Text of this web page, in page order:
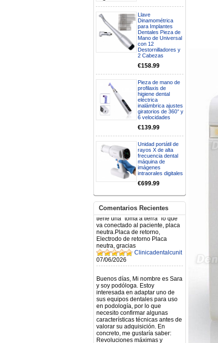
Llave
Dinamométrica
para Implantes
Dentales Pieza de
Mano de Universal
con 12
Destornilladores y
2 Cabezas
€158.99
Pieza de mano de
profilaxis de
higiene dental
eléctrica
inalámbrica ajustes
giratorios de 360° y
6 velocidades
€139.99
Unidad portátil de
rayos X de alta
frecuencia dental
máquina de
imágenes
intraorales digitales
€699.99
Comentarios Recientes
Boa noite gostaria de saber se
seria possível entrega em
Portugal e quanto tempo no
máximo demoraria pra a morada
av Francisco Sá Carneiro n40
inalámbrico IPR pieza de mano
ortodoncia y pulido 2 en 1.
Rita
29/07/2026
Mi formulario de pedido: S /
N.2026060712980804 ,
BUENOS DIAS CUANDO
RECIBIRE MI PEDIDO,
GRACIAS
clinicadentalcunit
11/06/2026
Hola buenos días respecto al
electróbisturí, quisiera saber si
tiene una "toma a tierra" lo que
va conectado al paciente, placa
neutra.Placa de retorno,
Electrodo de retorno Placa
neutra, gracias
Clinicadentalcunit
07/06/2026
Buenos días, Mi nombre es Sara
interesada en adaptar uno de
sus equipos dentales para uso
en podología, por lo que
necesito confirmar algunas
características técnicas antes de
valorar su adquisición. En
concreto, me gustaría saber:
Revoluciones máximas y
mínimas del micromotor. Si el
sistema dispone de irrigación /